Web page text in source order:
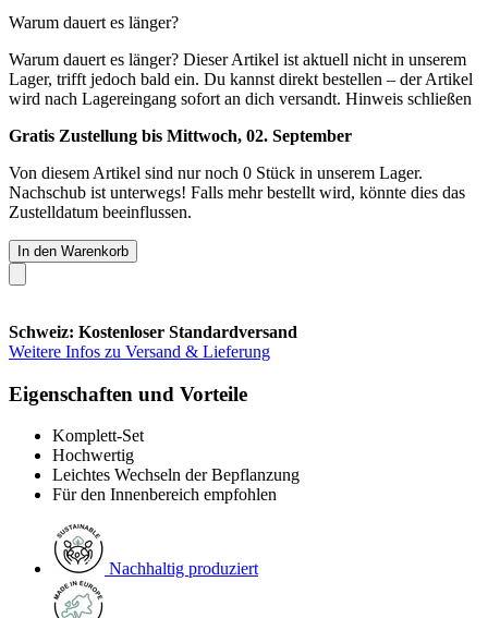
Warum dauert es länger?
Warum dauert es länger? Dieser Artikel ist aktuell nicht in unserem
Lager, trifft jedoch bald ein. Du kannst direkt bestellen – der Artikel
wird nach Lagereingang sofort an dich versandt. Hinweis schließen
Gratis Zustellung bis Mittwoch, 02. September
Von diesem Artikel sind nur noch 0 Stück in unserem Lager.
Nachschub ist unterwegs! Falls mehr bestellt wird, könnte dies das
Zustelldatum beeinflussen.
In den Warenkorb
Schweiz: Kostenloser Standardversand
Weitere Infos zu Versand & Lieferung
Eigenschaften und Vorteile
Komplett-Set
Hochwertig
Leichtes Wechseln der Bepflanzung
Für den Innenbereich empfohlen
Nachhaltig produziert